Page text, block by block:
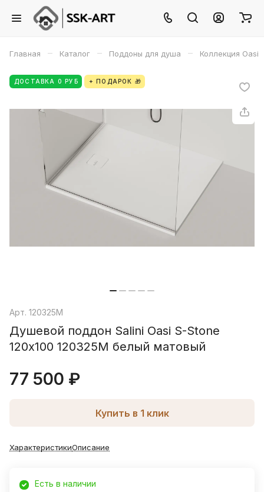
Главная – Каталог – Поддоны для душа – Коллекция Oasi
ДОСТАВКА 0 РУБ + ПОДАРОК 🎁
Арт. 120325M
Душевой поддон Salini Oasi S-Stone
120х100 120325M белый матовый
77 500 ₽
Купить в 1 клик
ХарактеристикиОписание
Есть в наличии